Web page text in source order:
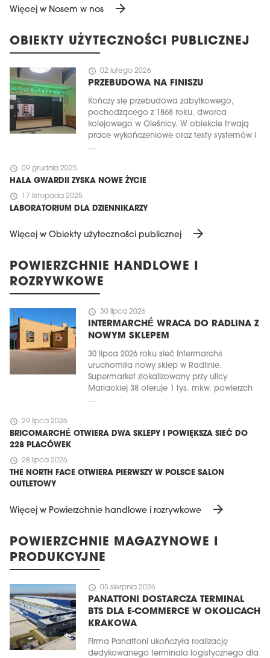
Więcej w Nosem w nos arrow_forward
OBIEKTY UŻYTECZNOŚCI PUBLICZNEJ
schedule 02 lutego 2026
PRZEBUDOWA NA FINISZU
Kończy się przebudowa zabytkowego,
pochodzącego z 1868 roku, dworca
kolejowego w Oleśnicy. W obiekcie trwają
prace wykończeniowe oraz testy systemów i
...
schedule 09 grudnia 2025
HALA GWARDII ZYSKA NOWE ŻYCIE
schedule 17 listopada 2025
LABORATORIUM DLA DZIENNIKARZY
Więcej w Obiekty użyteczności publicznej arrow_forward
POWIERZCHNIE HANDLOWE I
ROZRYWKOWE
schedule 30 lipca 2026
INTERMARCHÉ WRACA DO RADLINA Z
NOWYM SKLEPEM
30 lipca 2026 roku sieć Intermarché
uruchomiła nowy sklep w Radlinie.
Supermarket zlokalizowany przy ulicy
Mariackiej 38 oferuje 1 tys. mkw. powierzch
...
schedule 29 lipca 2026
BRICOMARCHÉ OTWIERA DWA SKLEPY I POWIĘKSZA SIEĆ DO
228 PLACÓWEK
schedule 28 lipca 2026
THE NORTH FACE OTWIERA PIERWSZY W POLSCE SALON
OUTLETOWY
Więcej w Powierzchnie handlowe i rozrywkowe arrow_forward
POWIERZCHNIE MAGAZYNOWE I
PRODUKCYJNE
schedule 05 sierpnia 2026
PANATTONI DOSTARCZA TERMINAL
BTS DLA E-COMMERCE W OKOLICACH
KRAKOWA
Firma Panattoni ukończyła realizację
dedykowanego terminala logistycznego dla